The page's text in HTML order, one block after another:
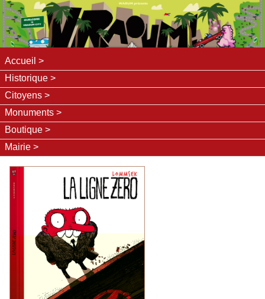
Accueil
Historique
Citoyens
Monuments
Boutique
Mairie